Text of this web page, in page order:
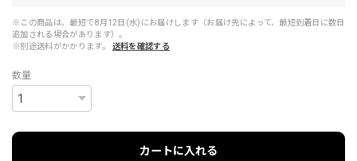
※この商品は、最短で8月12日(水)にお届けします（お届け先によって、最短到着日に数日
追加される場合があります）。
※別途送料がかかります。
送料を確認する
数量
カートに入れる